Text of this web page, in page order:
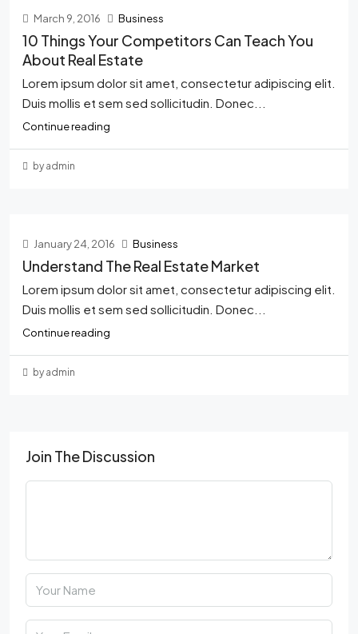
March 9, 2016 Business
10 Things Your Competitors Can Teach You
About Real Estate
Lorem ipsum dolor sit amet, consectetur adipiscing elit.
Duis mollis et sem sed sollicitudin. Donec...
Continue reading
by admin
January 24, 2016 Business
Understand The Real Estate Market
Lorem ipsum dolor sit amet, consectetur adipiscing elit.
Duis mollis et sem sed sollicitudin. Donec...
Continue reading
by admin
Join The Discussion